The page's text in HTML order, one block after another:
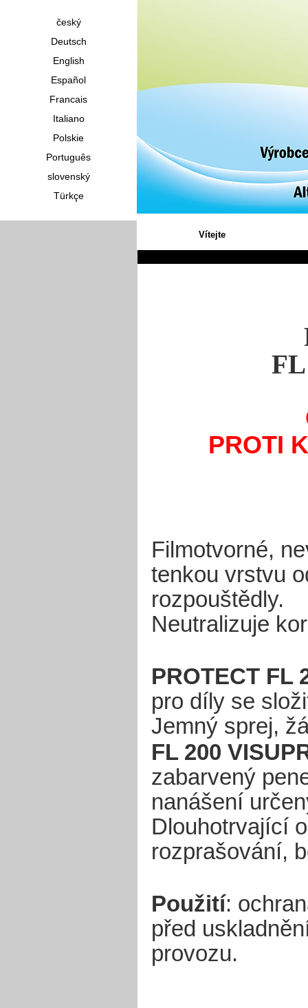
český
Deutsch
English
Español
Francais
Italiano
Polskie
Português
slovenský
Türkçe
Vítejte
PROTI
Filmotvorné,
tenkou vrstvu
rozpouštědly.
Neutralizuje
PROTECT FL
pro díly se
Jemný sprej,
FL 200
zabarvený
nanášení
Dlouhotrvající
rozprašování,
Použití:
před
provozu.